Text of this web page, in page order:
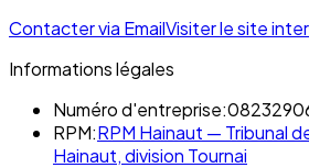
Contacter via EmailVisiter le site
Informations légales
Numéro d'entreprise:
RPM:RPM Hainaut — Tribunal
Hainaut, division Tournai